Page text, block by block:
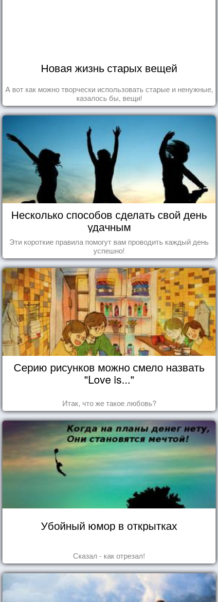
Новая жизнь старых вещей
А вот как можно творчески использовать старые и ненужные,
казалось бы, вещи!
Несколько способов сделать свой день
удачным
Эти короткие правила помогут вам проводить каждый день
успешно!
Серию рисунков можно смело назвать
"Love is..."
Итак, что же такое любовь?
Убойный юмор в открытках
Сказал - как отрезал!